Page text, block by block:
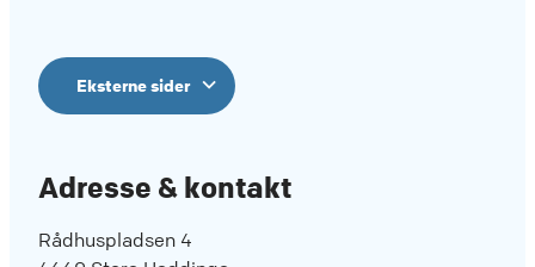
Eksterne sider
Adresse & kontakt
Rådhuspladsen 4